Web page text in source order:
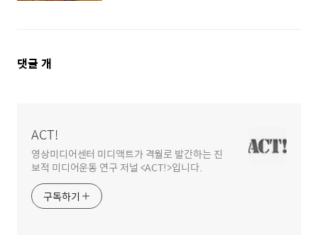
댓
댓글 개
ACT!
영상미디어센터 미디액트가 격월로 발간하는 진
보적 미디어운동 연구 저널 <ACT!>입니다.
구독하기